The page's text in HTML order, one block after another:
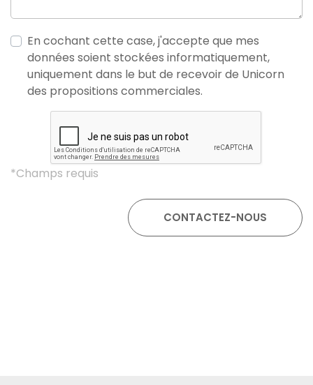
En cochant cette case, j'accepte que mes
données soient stockées informatiquement,
uniquement dans le but de recevoir de Unicorn
des propositions commerciales.
*Champs requis